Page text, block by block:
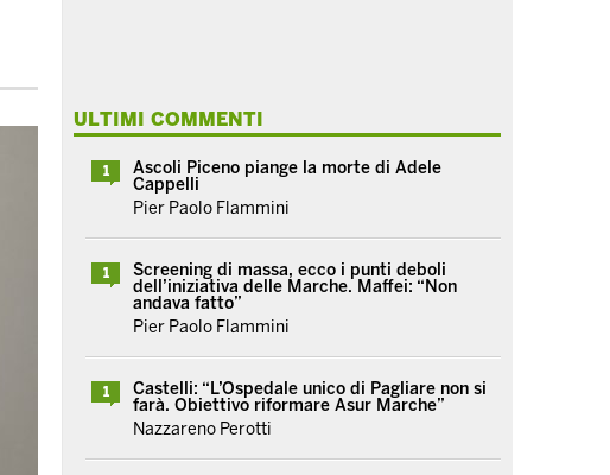
ULTIMI COMMENTI
1
Ascoli Piceno piange la morte di Adele
Cappelli
Pier Paolo Flammini
1
Screening di massa, ecco i punti deboli
dell’iniziativa delle Marche. Maffei: “Non
andava fatto”
Pier Paolo Flammini
1
Castelli: “L’Ospedale unico di Pagliare non si
farà. Obiettivo riformare Asur Marche”
Nazzareno Perotti